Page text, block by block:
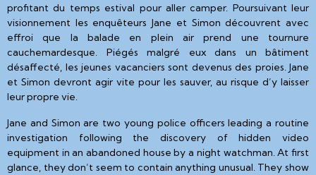
profitant du temps estival pour aller camper. Poursuivant leur
visionnement les enquêteurs Jane et Simon découvrent avec
effroi que la balade en plein air prend une tournure
cauchemardesque. Piégés malgré eux dans un bâtiment
désaffecté, les jeunes vacanciers sont devenus des proies. Jane
et Simon devront agir vite pour les sauver, au risque d’y laisser
leur propre vie.
Jane and Simon are two young police officers leading a routine
investigation following the discovery of hidden video
equipment in an abandoned house by a night watchman. At first
glance, they don’t seem to contain anything unusual. They show